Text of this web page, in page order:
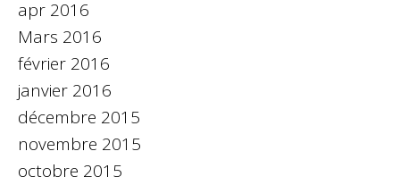
apr 2016
Mars 2016
février 2016
janvier 2016
décembre 2015
novembre 2015
octobre 2015